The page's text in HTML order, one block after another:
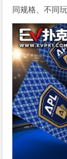
同规格、不同